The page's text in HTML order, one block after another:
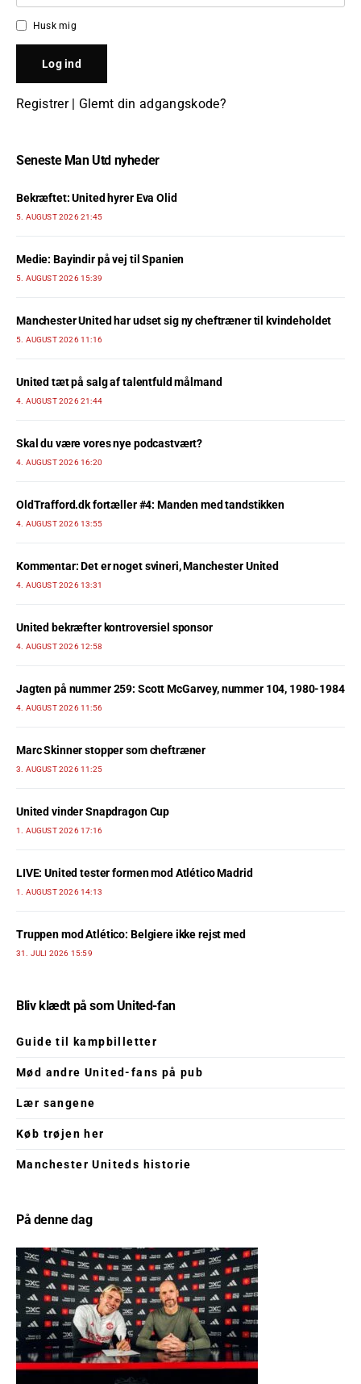
Husk mig
Registrer| Glemt din adgangskode?
Seneste Man Utd nyheder
Bekræftet: United hyrer Eva Olid
5. AUGUST 2026 21:45
Medie: Bayindir på vej til Spanien
5. AUGUST 2026 15:39
Manchester United har udset sig ny cheftræner til kvindeholdet
5. AUGUST 2026 11:16
United tæt på salg af talentfuld målmand
4. AUGUST 2026 21:44
Skal du være vores nye podcastvært?
4. AUGUST 2026 16:20
OldTrafford.dk fortæller #4: Manden med tandstikken
4. AUGUST 2026 13:55
Kommentar: Det er noget svineri, Manchester United
4. AUGUST 2026 13:31
United bekræfter kontroversiel sponsor
4. AUGUST 2026 12:58
Jagten på nummer 259: Scott McGarvey, nummer 104, 1980-1984
4. AUGUST 2026 11:56
Marc Skinner stopper som cheftræner
3. AUGUST 2026 11:25
United vinder Snapdragon Cup
1. AUGUST 2026 17:16
LIVE: United tester formen mod Atlético Madrid
1. AUGUST 2026 14:13
Truppen mod Atlético: Belgiere ikke rejst med
31. JULI 2026 15:59
Bliv klædt på som United-fan
Guide til kampbilletter
Mød andre United-fans på pub
Lær sangene
Køb trøjen her
Manchester Uniteds historie
På denne dag